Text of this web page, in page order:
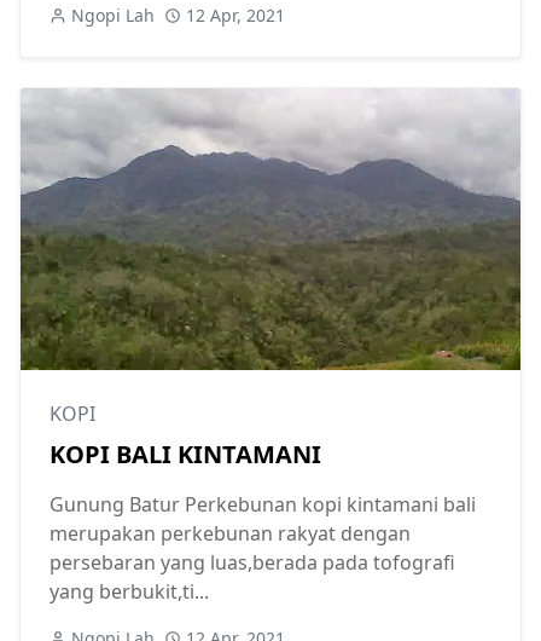
Ngopi Lah 12 Apr, 2021
KOPI
KOPI BALI KINTAMANI
Gunung Batur Perkebunan kopi kintamani bali
merupakan perkebunan rakyat dengan
persebaran yang luas,berada pada tofografi
yang berbukit,ti...